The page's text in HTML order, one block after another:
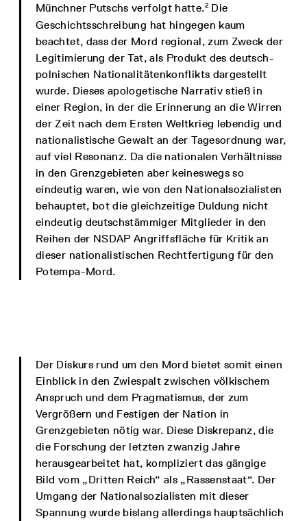
Münchner Putschs verfolgt hatte.2 Die
Geschichtsschreibung hat hingegen kaum
beachtet, dass der Mord regional, zum Zweck der
Legitimierung der Tat, als Produkt des deutsch-
polnischen Nationalitätenkonflikts dargestellt
wurde. Dieses apologetische Narrativ stieß in
einer Region, in der die Erinnerung an die Wirren
der Zeit nach dem Ersten Weltkrieg lebendig und
nationalistische Gewalt an der Tagesordnung war,
auf viel Resonanz. Da die nationalen Verhältnisse
in den Grenzgebieten aber keineswegs so
eindeutig waren, wie von den Nationalsozialisten
behauptet, bot die gleichzeitige Duldung nicht
eindeutig deutschstämmiger Mitglieder in den
Reihen der NSDAP Angriffsfläche für Kritik an
dieser nationalistischen Rechtfertigung für den
Potempa-Mord.
Der Diskurs rund um den Mord bietet somit einen
Einblick in den Zwiespalt zwischen völkischem
Anspruch und dem Pragmatismus, der zum
Vergrößern und Festigen der Nation in
Grenzgebieten nötig war. Diese Diskrepanz, die
die Forschung der letzten zwanzig Jahre
herausgearbeitet hat, kompliziert das gängige
Bild vom „Dritten Reich“ als „Rassenstaat“. Der
Umgang der Nationalsozialisten mit dieser
Spannung wurde bislang allerdings hauptsächlich